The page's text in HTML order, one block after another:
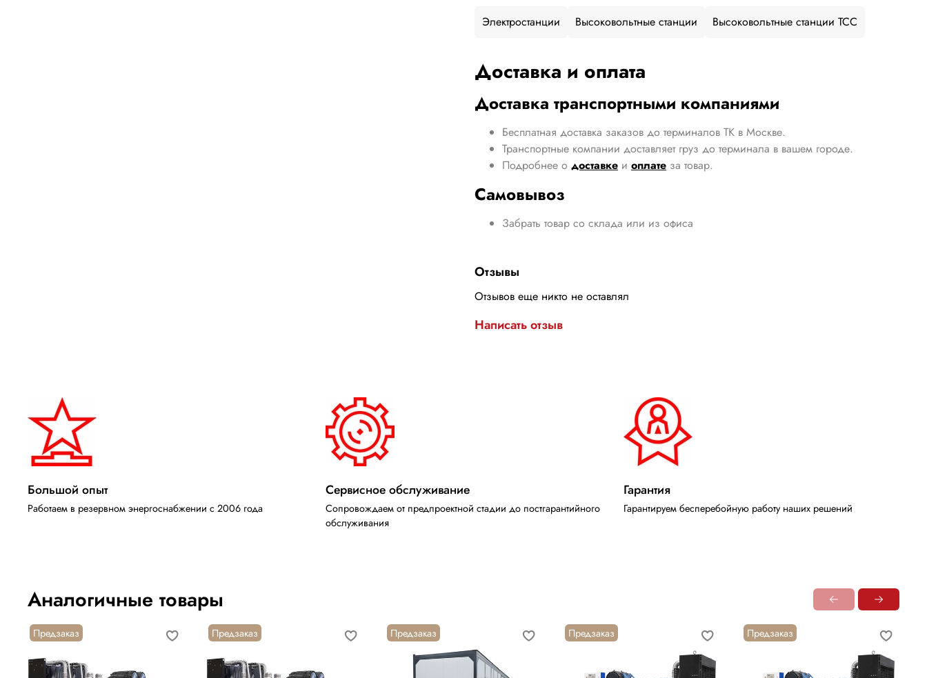
Электростанции Высоковольтные станции Высоковольтные станции ТСС
Доставка и оплата
Доставка транспортными компаниями
Бесплатная доставка заказов до терминалов ТК в Москве.
Транспортные компании доставляет груз до терминала в вашем городе.
Подробнее о доставке и оплате за товар.
Самовывоз
Забрать товар со склада или из офиса
Отзывы
Отзывов еще никто не оставлял
Написать отзыв
Большой опыт
Работаем в резервном энергоснабжении с 2006 года
Сервисное обслуживание
Сопровождаем от предпроектной стадии до постгарантийного
обслуживания
Гарантия
Гарантируем бесперебойную работу наших решений
Аналогичные товары
Предзаказ Предзаказ Предзаказ Предзаказ Предзаказ